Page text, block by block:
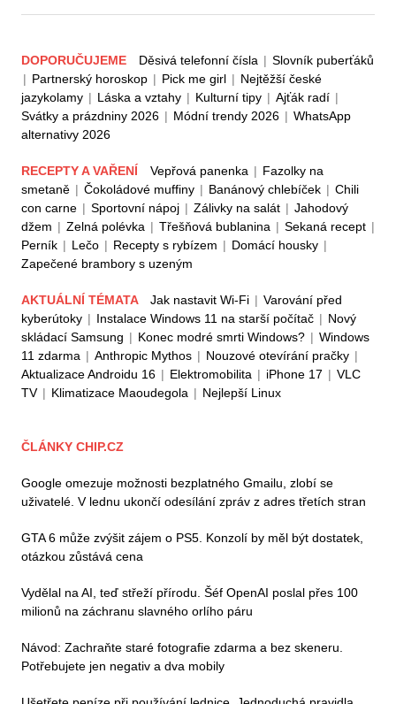
DOPORUČUJEME Děsivá telefonní čísla | Slovník puberťáků
| Partnerský horoskop | Pick me girl | Nejtěžší české
jazykolamy | Láska a vztahy | Kulturní tipy | Ajťák radí |
Svátky a prázdniny 2026 | Módní trendy 2026 | WhatsApp
alternativy 2026
RECEPTY A VAŘENÍ Vepřová panenka | Fazolky na
smetaně | Čokoládové muffiny | Banánový chlebíček | Chili
con carne | Sportovní nápoj | Zálivky na salát | Jahodový
džem | Zelná polévka | Třešňová bublanina | Sekaná recept |
Perník | Lečo | Recepty s rybízem | Domácí housky |
Zapečené brambory s uzeným
AKTUÁLNÍ TÉMATA Jak nastavit Wi-Fi | Varování před
kyberútoky | Instalace Windows 11 na starší počítač | Nový
skládací Samsung | Konec modré smrti Windows? | Windows
11 zdarma | Anthropic Mythos | Nouzové otevírání pračky |
Aktualizace Androidu 16 | Elektromobilita | iPhone 17 | VLC
TV | Klimatizace Maoudegola | Nejlepší Linux
ČLÁNKY CHIP.CZ
Google omezuje možnosti bezplatného Gmailu, zlobí se
uživatelé. V lednu ukončí odesílání zpráv z adres třetích stran
GTA 6 může zvýšit zájem o PS5. Konzolí by měl být dostatek,
otázkou zůstává cena
Vydělal na AI, teď střeží přírodu. Šéf OpenAI poslal přes 100
milionů na záchranu slavného orlího páru
Návod: Zachraňte staré fotografie zdarma a bez skeneru.
Potřebujete jen negativ a dva mobily